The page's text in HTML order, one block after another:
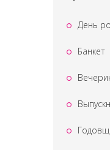
День
Банкет